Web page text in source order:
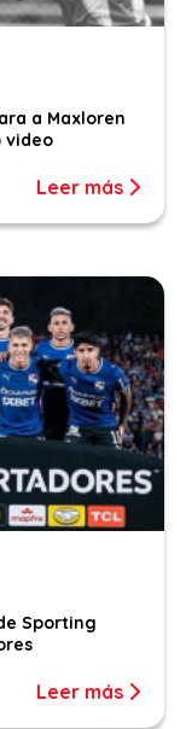
a Maxloren
video
Leer más
Sporting
Leer más